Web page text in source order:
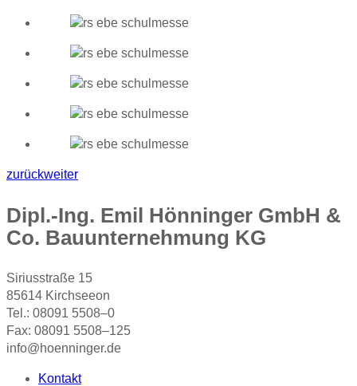
zurückweiter
Dipl.-Ing. Emil Hönninger GmbH &
Co. Bauunternehmung KG
Siriusstraße 15
85614 Kirchseeon
Tel.: 08091 5508–0
Fax: 08091 5508–125
info@hoenninger.de
Kontakt